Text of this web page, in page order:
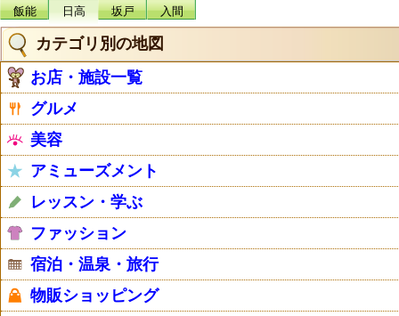
飯能 日高 坂戸 入間
カテゴリ別の地図
お店・施設一覧
グルメ
美容
アミューズメント
レッスン・学ぶ
ファッション
宿泊・温泉・旅行
物販ショッピング